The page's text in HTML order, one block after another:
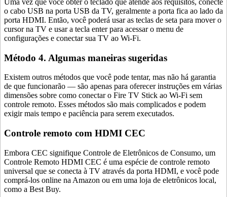
Uma vez que você obter o teclado que atende aos requisitos, conecte
o cabo USB na porta USB da TV, geralmente a porta fica ao lado da
porta HDMI. Então, você poderá usar as teclas de seta para mover o
cursor na TV e usar a tecla enter para acessar o menu de
configurações e conectar sua TV ao Wi-Fi.
Método 4. Algumas maneiras sugeridas
Existem outros métodos que você pode tentar, mas não há garantia
de que funcionarão — são apenas para oferecer instruções em várias
dimensões sobre como conectar o Fire TV Stick ao Wi-Fi sem
controle remoto. Esses métodos são mais complicados e podem
exigir mais tempo e paciência para serem executados.
Controle remoto com HDMI CEC
Embora CEC signifique Controle de Eletrônicos de Consumo, um
Controle Remoto HDMI CEC é uma espécie de controle remoto
universal que se conecta à TV através da porta HDMI, e você pode
comprá-los online na Amazon ou em uma loja de eletrônicos local,
como a Best Buy.